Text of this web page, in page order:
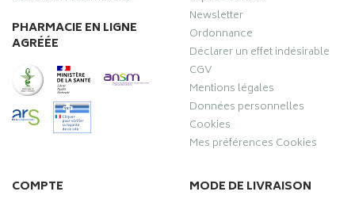
PHARMACIE EN LIGNE
AGRÉÉE
Newsletter
Ordonnance
Déclarer un effet indésirable
CGV
Mentions légales
Données personnelles
Cookies
Mes préférences Cookies
COMPTE MODE DE LIVRAISON